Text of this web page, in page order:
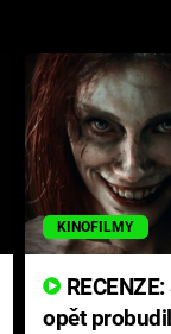
KINOFILMY
opět